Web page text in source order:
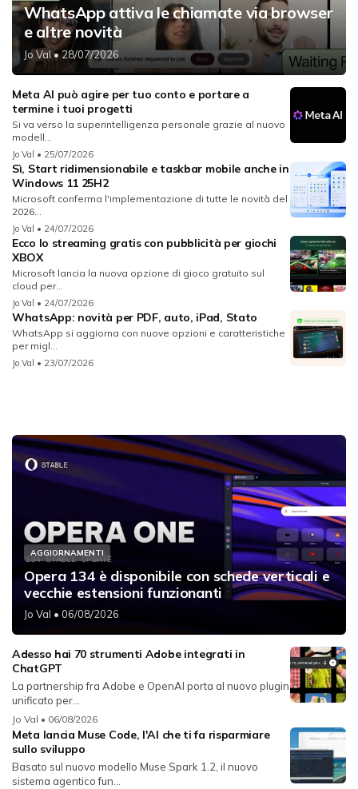
WhatsApp attiva le chiamate via browser
e altre novità
Jo Val• 28/07/2026
Meta AI può agire per tuo conto e portare a
termine i tuoi progetti
Si va verso la superintelligenza personale grazie al nuovo
modell...
Jo Val • 25/07/2026
Sì, Start ridimensionabile e taskbar mobile anche in
Windows 11 25H2
Microsoft conferma l'implementazione di tutte le novità del
2026...
Jo Val • 24/07/2026
Ecco lo streaming gratis con pubblicità per giochi
XBOX
Microsoft lancia la nuova opzione di gioco gratuito sul
cloud per...
Jo Val • 24/07/2026
WhatsApp: novità per PDF, auto, iPad, Stato
WhatsApp si aggiorna con nuove opzioni e caratteristiche
per migl...
Jo Val • 23/07/2026
AGGIORNAMENTI
Opera 134 è disponibile con schede verticali e
vecchie estensioni funzionanti
Jo Val • 06/08/2026
Adesso hai 70 strumenti Adobe integrati in
ChatGPT
La partnership fra Adobe e OpenAI porta al nuovo plugin
unificato per...
Jo Val • 06/08/2026
Meta lancia Muse Code, l'AI che ti fa risparmiare
sullo sviluppo
Basato sul nuovo modello Muse Spark 1.2, il nuovo
sistema agentico fun...